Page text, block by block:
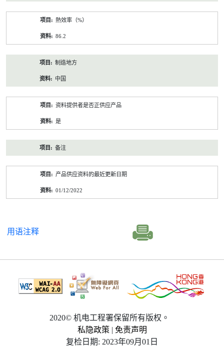
熱效率（%）
86.2
制造地方
中国
资料提供者是否正供应产品
是
备注
产品供应资料的最近更新日期
01/12/2022
用语注释
2020© 机电工程署保留所有版权。
私隐政策 | 免责声明
复检日期: 2023年09月01日